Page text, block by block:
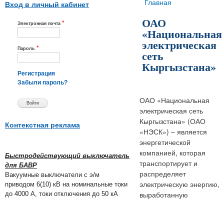
Вход в личный кабинет
Электронная почта *
Пароль *
Регистрация
Забыли пароль?
Контекстная реклама
Быстродействующий выключатель
для БАВР
Вакуумные выключатели с э/м
приводом 6(10) кВ на номинальные токи
до 4000 А, токи отключения до 50 кА
Вы здесь
Главная
ОАО
«Национальная
электрическая
сеть
Кыргызстана»
ОАО «Национальная
электрическая сеть
Кыргызстана» (ОАО
«НЭСК») – является
энергетической
компанией, которая
транспортирует и
распределяет
электрическую энергию,
выработанную